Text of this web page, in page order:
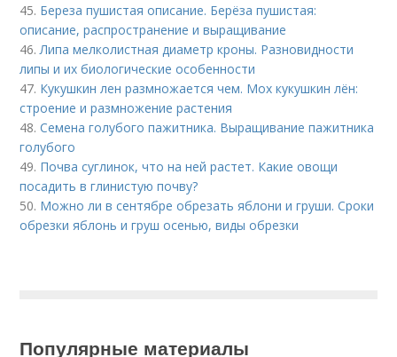
45. Береза пушистая описание. Берёза пушистая:
описание, распространение и выращивание
46. Липа мелколистная диаметр кроны. Разновидности
липы и их биологические особенности
47. Кукушкин лен размножается чем. Мох кукушкин лён:
строение и размножение растения
48.Семена голубого пажитника. Выращивание пажитника
голубого
49. Почва суглинок, что на ней растет. Какие овощи
посадить в глинистую почву?
50. Можно ли в сентябре обрезать яблони и груши. Сроки
обрезки яблонь и груш осенью, виды обрезки
Популярные материалы